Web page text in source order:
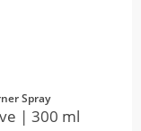
Spray
| 300 ml